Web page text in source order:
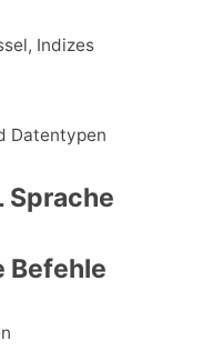
Indizes
Datentypen
Sprache
Befehle